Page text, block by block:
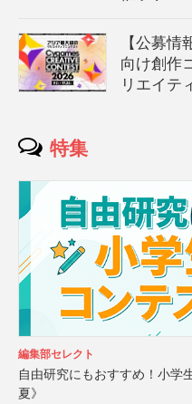
【公募
向け創作
リエイテ
特集
編集部セレクト
自由研究にもおすすめ！小学
夏》